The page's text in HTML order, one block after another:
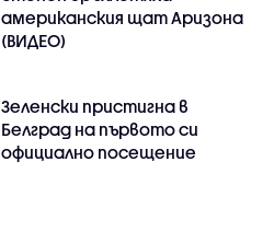
американския щат Аризона
(ВИДЕО)
Зеленски пристигна в
Белград на първото си
официално посещение